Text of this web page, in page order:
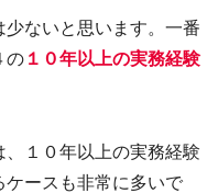
ないと思います。一番
の １０年以上の実務経験
１０年以上の実務経験
ケースも非常に多いで